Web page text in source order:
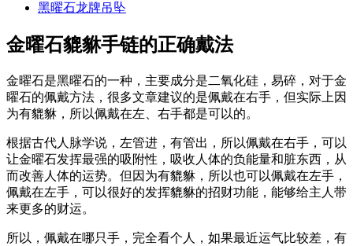
黑曜石龙牌吊坠
金曜石貔貅手链的正确戴法
金曜石是黑曜石的一种，主要成分是二氧化硅，易碎，对于金
曜石的佩戴方法，很多文章建议的是佩戴在右手，但实际上因
为有貔貅，所以佩戴在左、右手都是可以的。
根据古代人脉学说，左管进，有管出，所以佩戴在右手，可以
让金曜石发挥最强的吸附性，吸收人体的负能量和脏东西，从
而改善人体的运势。但因为有貔貅，所以也可以佩戴在左手，
佩戴在左手，可以很好的发挥貔貅的招财功能，能够给主人带
来更多的财运。
所以，佩戴在哪只手，完全看个人，如果最近运气比较差，有